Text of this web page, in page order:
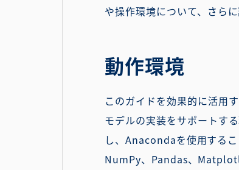
や操作環境について、さら
動作環境
このガイドを効果的に活用
モデルの実装をサポートす
し、Anacondaを使用する
NumPy、Pandas、